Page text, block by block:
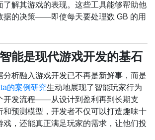
了解其游戏的表现。这些工具能够帮助他
据的决策——即使每天要处理数 GB 的用
能是现代游戏开发的基石
分析融入游戏开发已不再是新鲜事，而是
的案例研究生动地展现了智能玩家行为
开发流程——从设计到盈利再到长期支
和预测模型，开发者不仅可以打造趣味十
戏，还能真正满足玩家的需求，让他们投